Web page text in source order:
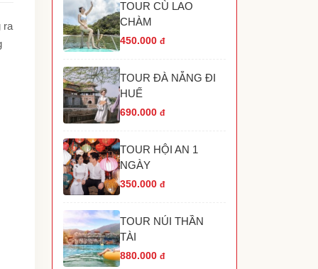
HÒN MÓNG TAY PHÚ QUỐC
HÒN THƠM PHÚ QUỐC
THAM QUAN GRAND WORLD PHÚ
HANG RÁI VĨNH HY NHA TRANG
THÁC YANG BAY NHA TRANG
ra
TOUR CÙ LAO
CHÀM
450.000 đ
TOUR ĐÀ NẴNG ĐI
HUẾ
690.000 đ
TOUR HỘI AN 1
NGÀY
350.000 đ
TOUR NÚI THẦN
TÀI
880.000 đ